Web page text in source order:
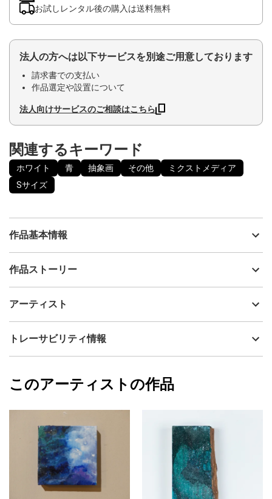
お試しレンタル後の購入は送料無料
法人の方へは以下サービスを別途ご用意しております
請求書での支払い
作品選定や設置について
法人向けサービスのご相談はこちら
関連するキーワード
ホワイト 青 抽象画 その他
ミクストメディア
Sサイズ
作品基本情報
出品者
制作年
ミクストメディア
カラー
ホワイト
ジャンル
抽象画
配送目安
二週間以内
作品ストーリー
折々の歴史を刻んできた古材は長い年月の中で木材でありながら
描きました。
※お時間をいただければ額装も可能です。
※繊細な資材のため、お取り扱いにご注意いただけますようお願い
いたします。
アーティスト
yaccka
フォローする
トレーサビリティ情報
yaccka
このアーティストの作品